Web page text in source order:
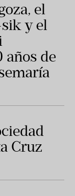
el
y el
años de
Cruz